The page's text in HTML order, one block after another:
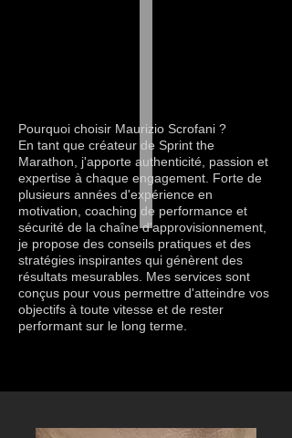
Pourquoi choisir Maurizio Scrofani ?
En tant que créateur de Sprint the
Marathon, j'apporte authenticité, passion et
expertise à chaque engagement. Forte de
plusieurs années d'expérience en
motivation, coaching de performance et
sécurité de la chaîne d'approvisionnement,
je propose des conseils pratiques et des
stratégies inspirantes qui génèrent des
résultats mesurables. Mes services sont
conçus pour vous permettre d'atteindre vos
objectifs à toute vitesse et de rester
performant sur le long terme.